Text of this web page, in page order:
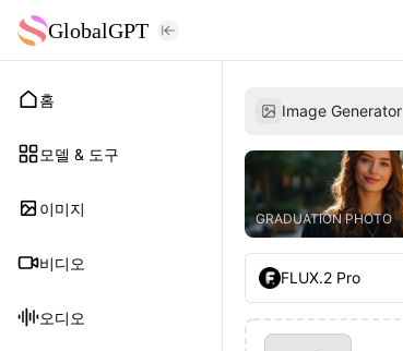
GlobalGPT
홈
모델 & 도구
이미지
비디오
오디오
Image Generator
GRADUATION PHOTO
FLUX.2 Pro